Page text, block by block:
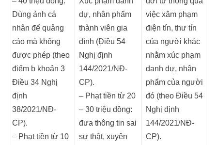
Dùng ảnh cá
nhân để quảng
cáo mà không
được phép (theo
điểm b khoản 3
Điều 34 Nghị
định
38/2021/NĐ-
CP).
– Phạt tiền từ 10
dự, nhân phẩm
thành viên gia
đình (Điều 54
Nghị định
144/2021/NĐ-
CP).
– Phạt tiền từ 20
– 30 triệu đồng:
đưa thông tin sai
sự thật, xuyên
việc xâm phạm
điện tín, thư tín
của người khác
nhằm xúc phạm
danh dự, nhân
phẩm của người
đó (theo Điều 54
Nghị định
144/2021/NĐ-
CP).